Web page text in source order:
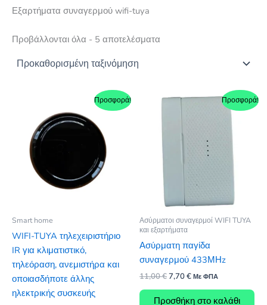
Εξαρτήματα συναγερμού wifi-tuya
Προβάλλονται όλα - 5 αποτελέσματα
Προσφορά!
Smart home
WIFI-TUYA τηλεχειριστήριο
IR για κλιματιστικό,
τηλεόραση, ανεμιστήρα και
οποιασδήποτε άλλης
ηλεκτρικής συσκευής
Προσφορά!
Ασύρματοι συναγερμοί WIFI TUYA
και εξαρτήματα
Ασύρματη παγίδα
συναγερμού 433ΜΗz
11,00€Original
was:
7,70€ΗΜε ΦΠΑ
Προσθήκη στο καλάθι